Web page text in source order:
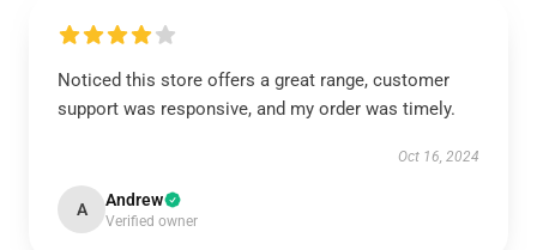
Noticed this store offers a great range, customer
support was responsive, and my order was timely.
Oct 16, 2024
A Andrew
Verified owner